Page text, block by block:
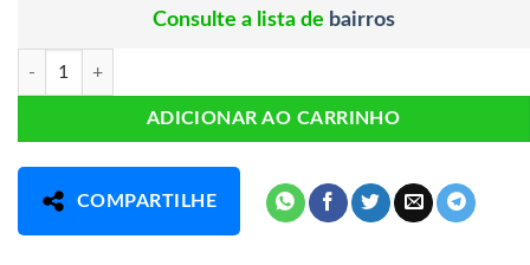
Consulte a lista de bairros
Goiabeira 30g - Chamel quantidade
ADICIONAR AO CARRINHO
COMPARTILHE